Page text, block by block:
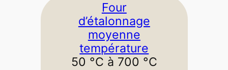
Four
d’étalonnage
moyenne
température
50 °C à 700 °C